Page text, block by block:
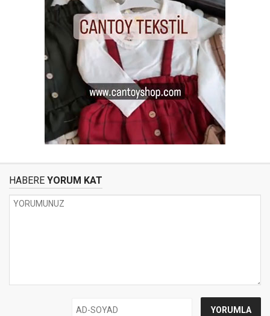
HABERE YORUM KAT